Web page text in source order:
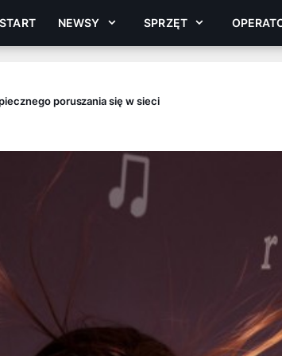
START NEWSY SPRZĘT
poruszania się w sieci